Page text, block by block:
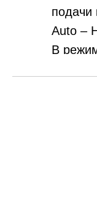
подачи
Auto –
В